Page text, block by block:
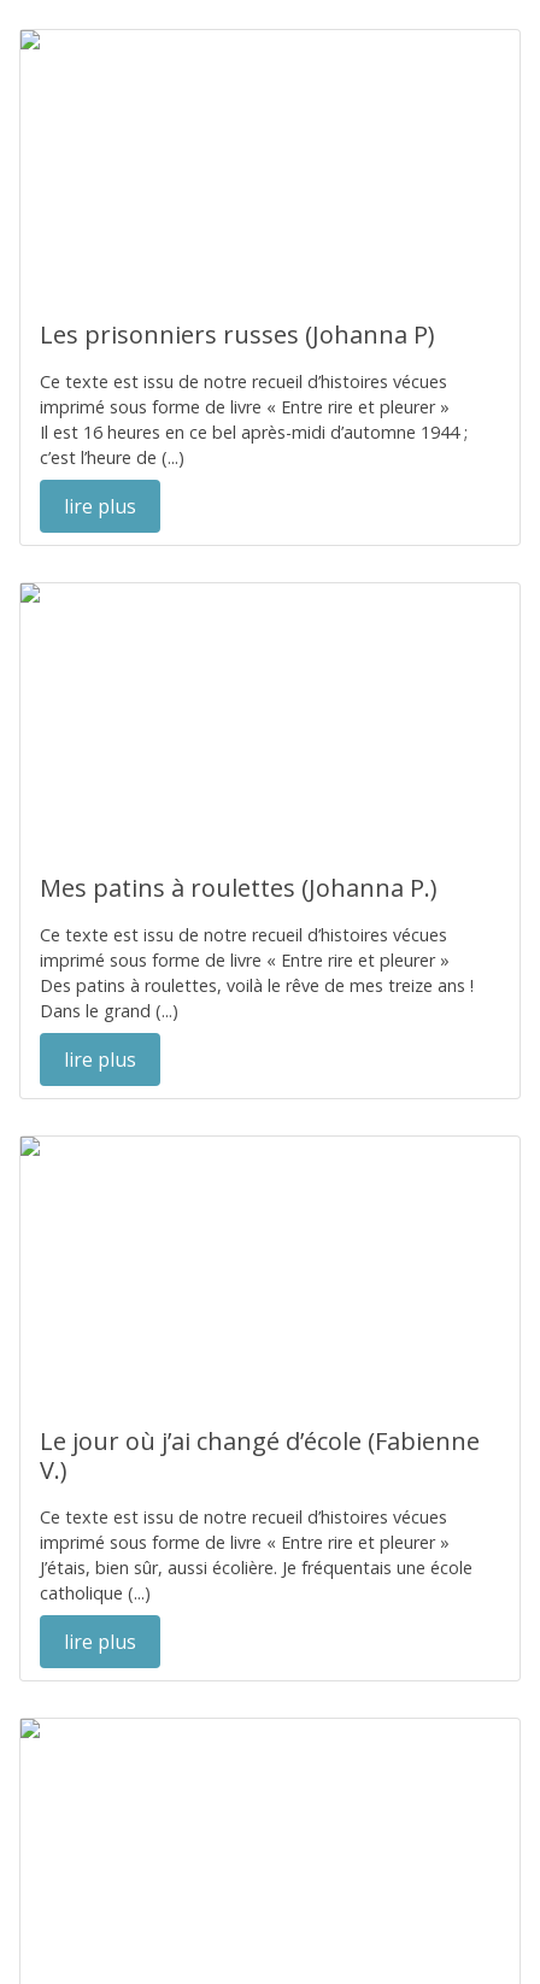
Les prisonniers russes (Johanna P)
Ce texte est issu de notre recueil d’histoires vécues
imprimé sous forme de livre « Entre rire et pleurer »
Il est 16 heures en ce bel après-midi d’automne 1944 ;
c’est l’heure de (...)
lire plus
Mes patins à roulettes (Johanna P.)
Ce texte est issu de notre recueil d’histoires vécues
imprimé sous forme de livre « Entre rire et pleurer »
Des patins à roulettes, voilà le rêve de mes treize ans !
Dans le grand (...)
lire plus
Le jour où j’ai changé d’école (Fabienne
V.)
Ce texte est issu de notre recueil d’histoires vécues
imprimé sous forme de livre « Entre rire et pleurer »
J’étais, bien sûr, aussi écolière. Je fréquentais une école
catholique (...)
lire plus